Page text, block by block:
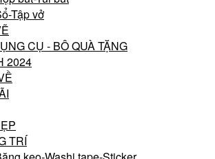
Tập vở
CỤ - BÔ QUÀ TẶNG
2024
TRÍ